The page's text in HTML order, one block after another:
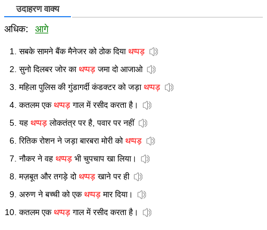
उदाहरण वाक्य
अधिक: आगे
सबके सामने बैंक मैनेजर को ठोक दियाथप्पड़
सुनो दिलबर जोर काथप्पड़ जमा दो आजाओ
महिला पुलिस की गुंडागर्दी कंडक्टर को जड़ाथप्पड़
कतलम एकथप्पड़ गाल में रसीद करता है।
यह थप्पड़ लोकतंत्र पर है, पवार पर नहीं
रितिक रोशन ने जड़ा बारबरा मोरी कोथप्पड़
नौकर ने वह थप्पड़ भी चुपचाप खा लिया।
मज़बूत और तगड़े दोथप्पड़ खाने पर ही
अरुण ने बच्ची को एकथप्पड़ मार दिया।
कतलम एकथप्पड़ गाल में रसीद करता है।